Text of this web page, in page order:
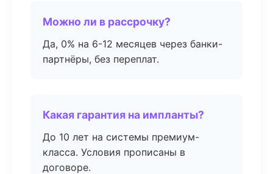
Можно ли в рассрочку?
Да, 0% на 6-12 месяцев через банки-
партнёры, без переплат.
Какая гарантия на импланты?
До 10 лет на системы премиум-
класса. Условия прописаны в
договоре.